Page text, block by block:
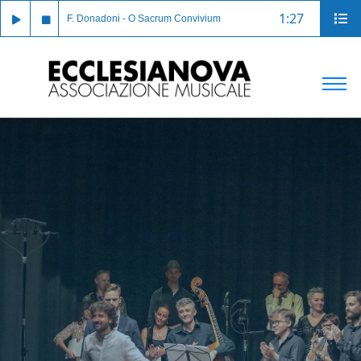
F. Donadoni - O Sacrum Convivium 1:27